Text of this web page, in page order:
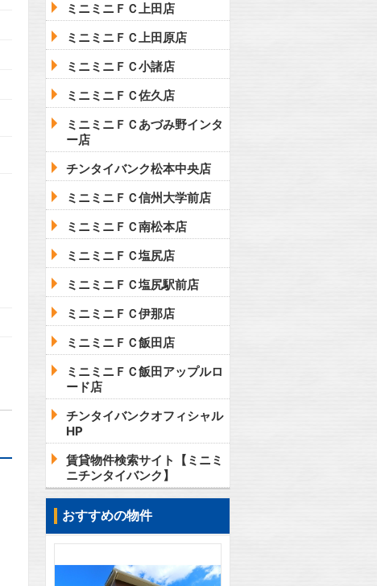
ミニミニＦＣ上田店
ミニミニＦＣ上田原店
ミニミニＦＣ小諸店
ミニミニＦＣ佐久店
ミニミニＦＣあづみ野インタ
ー店
チンタイバンク松本中央店
ミニミニＦＣ信州大学前店
ミニミニＦＣ南松本店
ミニミニＦＣ塩尻店
ミニミニＦＣ塩尻駅前店
ミニミニＦＣ伊那店
ミニミニＦＣ飯田店
ミニミニＦＣ飯田アップルロ
ード店
チンタイバンクオフィシャル
HP
賃貸物件検索サイト【ミニミ
ニチンタイバンク】
おすすめの物件